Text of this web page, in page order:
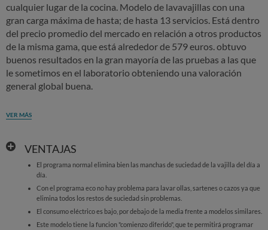
cualquier lugar de la cocina. Modelo de lavavajillas con una
gran carga máxima de hasta; de hasta 13 servicios. Está dentro
del precio promedio del mercado en relación a otros productos
de la misma gama, que está alrededor de 579 euros. obtuvo
buenos resultados en la gran mayoría de las pruebas a las que
le sometimos en el laboratorio obteniendo una valoración
general global buena.
VER MÁS
VENTAJAS
El programa normal elimina bien las manchas de suciedad de la vajilla del día a
día.
Con el programa eco no hay problema para lavar ollas, sartenes o cazos ya que
elimina todos los restos de suciedad sin problemas.
El consumo eléctrico es bajo, por debajo de la media frente a modelos similares.
Este modelo tiene la funcion "comienzo diferido", que te permitirá programar